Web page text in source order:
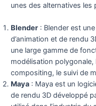
unes des alternatives les
Blender : Blender est
d’animation et de rendu
une large gamme de
modélisation polygonale,
compositing, le suivi de
Maya : Maya est un
de rendu 3D développé